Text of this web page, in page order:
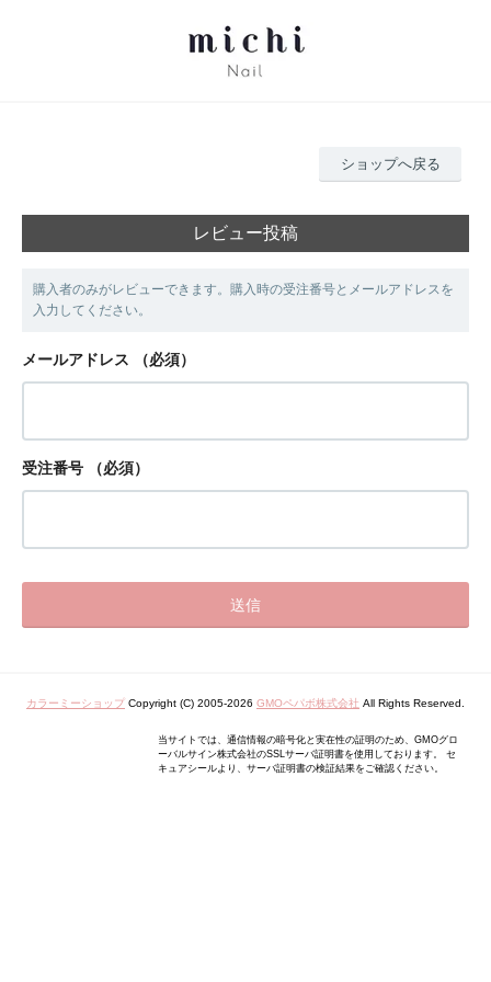
ショップへ戻る
レビュー投稿
購入者のみがレビューできます。購入時の受注番号とメールアドレスを
入力してください。
メールアドレス （必須）
受注番号 （必須）
カラーミーショップ Copyright (C) 2005-2026 GMOペパボ株式会社 All Rights Reserved.
当サイトでは、通信情報の暗号化と実在性の証明のため、GMOグロ
ーバルサイン株式会社のSSLサーバ証明書を使用しております。 セ
キュアシールより、サーバ証明書の検証結果をご確認ください。